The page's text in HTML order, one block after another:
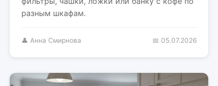
разным шкафам.
👤 Анна Смирнова 📅 05.07.2026